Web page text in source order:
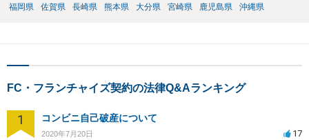
福岡県
佐賀県 長崎県 熊本県 大分県 宮崎県 鹿児島県 沖縄県
FC・フランチャイズ契約の法律Q&Aランキング
1 コンビニ自己破産について
2020年7月20日 17